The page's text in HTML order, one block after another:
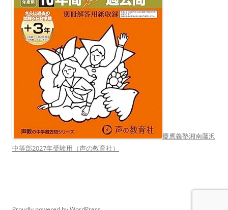
慶應義塾湘南藤沢
中等部2027年受験用（声の教育社）